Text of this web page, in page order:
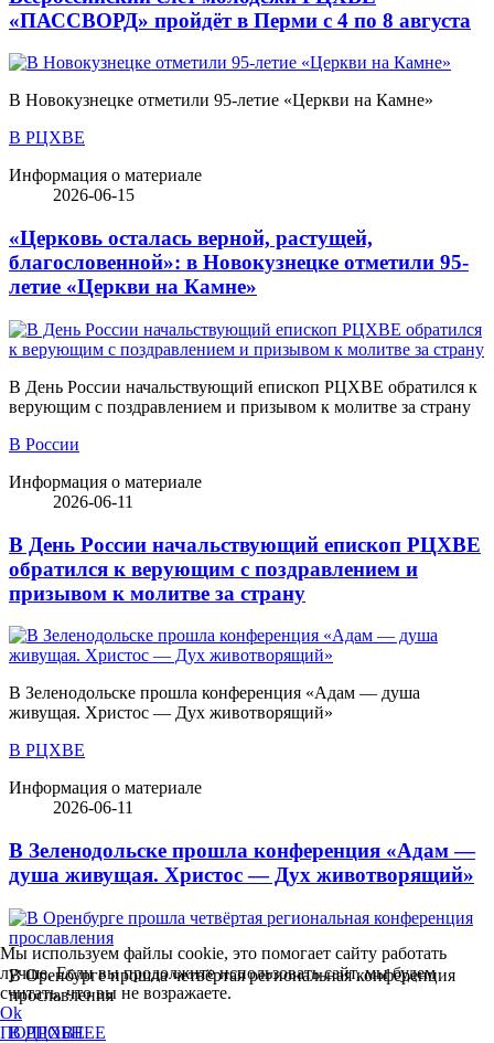
«ПАССВОРД» пройдёт в Перми с 4 по 8 августа
В Новокузнецке отметили 95-летие «Церкви на Камне»
В РЦХВЕ
Информация о материале
2026-06-15
«Церковь осталась верной, растущей,
благословенной»: в Новокузнецке отметили 95-
летие «Церкви на Камне»
В День России начальствующий епископ РЦХВЕ обратился к
верующим с поздравлением и призывом к молитве за страну
В России
Информация о материале
2026-06-11
В День России начальствующий епископ РЦХВЕ
обратился к верующим с поздравлением и
призывом к молитве за страну
В Зеленодольске прошла конференция «Адам — душа
живущая. Христос — Дух животворящий»
В РЦХВЕ
Информация о материале
2026-06-11
В Зеленодольске прошла конференция «Адам —
душа живущая. Христос — Дух животворящий»
В Оренбурге прошла четвёртая региональная конференция
прославления
В РЦХВЕ
Мы используем файлы cookie, это помогает сайту работать
лучше. Если вы продолжите использовать сайт, мы будем
считать, что вы не возражаете.
Ok
ПОДРОБНЕЕ